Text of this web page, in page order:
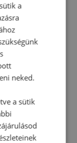
a
neked.
a sütik